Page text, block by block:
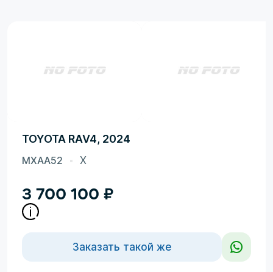
TOYOTA RAV4, 2024
MXAA52 X
3 700 100 ₽
Заказать такой же